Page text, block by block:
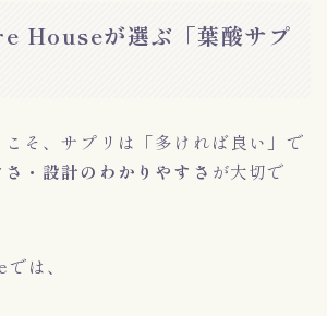
Houseが選ぶ「葉酸サプ
そ、サプリは「多ければ良い」で
・設計のわかりやすさ が大切で
は、